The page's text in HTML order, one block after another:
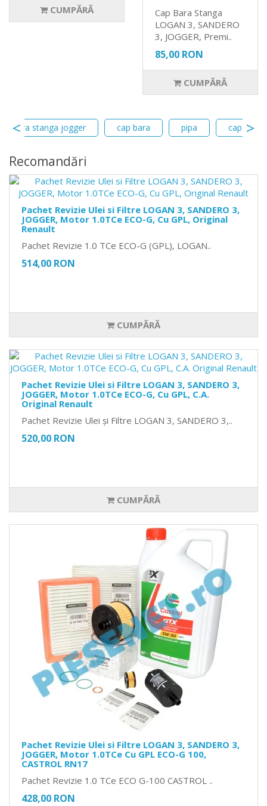
CUMPĂRĂ
Cap Bara Stanga
LOGAN 3, SANDERO
3, JOGGER, Premi..
85,00 RON
CUMPĂRĂ
bara stanga jogger cap bara pipa cap bara
Recomandări
Pachet Revizie Ulei si Filtre LOGAN 3, SANDERO 3,
JOGGER, Motor 1.0TCe ECO-G, Cu GPL, Original
Renault
Pachet Revizie 1.0 TCe ECO-G (GPL), LOGAN..
514,00 RON
CUMPĂRĂ
Pachet Revizie Ulei si Filtre LOGAN 3, SANDERO 3,
JOGGER, Motor 1.0TCe ECO-G, Cu GPL, C.A.
Original Renault
Pachet Revizie Ulei și Filtre LOGAN 3, SANDERO 3,..
520,00 RON
CUMPĂRĂ
Pachet Revizie Ulei si Filtre LOGAN 3, SANDERO 3,
JOGGER, Motor 1.0TCe Cu GPL ECO-G 100,
CASTROL RN17
Pachet Revizie 1.0 TCe ECO G-100 CASTROL ..
428,00 RON